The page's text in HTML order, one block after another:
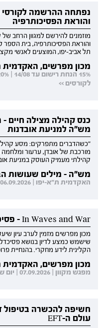
נפתחה ההרשמה
והוראת הפסיכותרפיה
מוזמנים להירשם למגוון הרחב
והוראת הפסיכותרפיה, בית
תל אביב-יפו, המוצעים לאנשי
מכון מפרשים, האקדמית
לקורסים >>
כנס קהילה מצילה חיים
מש"ה למניעת אובדנות
"כשהדברים מתפרקים: מסע
מורכבת של אובדן, ערעור
קהילתי מעמיק העוסק במניעת
מש"ה - מילים שעושות
האקדמית ת"א-יפו | 06.09.2026 | יום ראשון | 09:00-16:00
In Waves and War - פסיכדליה כערוץ ריפוי לטראומה
שישמש כמצע לדיון בנושא
הקלינית לידע מחקרי. בהנחיית
מכון מפרשים, האקדמית
מפגש מקוון | 07.09.2026 | יום שני | 20:00-21:30
חשיפה להכשרה בטיפול
עולם ה-EFT